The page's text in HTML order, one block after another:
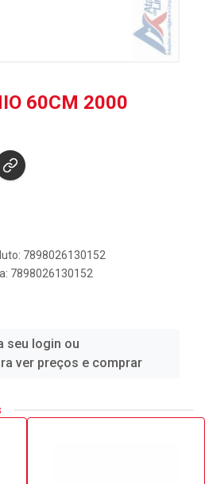
60CM 2000
7898026130152
7898026130152
seu login ou
ver preços e comprar